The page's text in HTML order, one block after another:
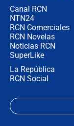
Canal RCN
NTN24
RCN Comerciales
RCN Novelas
Noticias RCN
SuperLike
La República
RCN Social